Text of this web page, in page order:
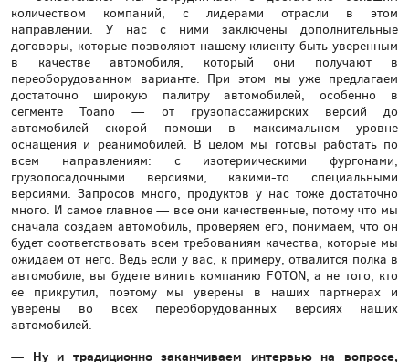
количеством компаний, с лидерами отрасли в этом
направлении. У нас с ними заключены дополнительные
договоры, которые позволяют нашему клиенту быть уверенным
в качестве автомобиля, который они получают в
переоборудованном варианте. При этом мы уже предлагаем
достаточно широкую палитру автомобилей, особенно в
сегменте Toano — от грузопассажирских версий до
автомобилей скорой помощи в максимальном уровне
оснащения и реанимобилей. В целом мы готовы работать по
всем направлениям: с изотермическими фургонами,
грузопосадочными версиями, какими-то специальными
версиями. Запросов много, продуктов у нас тоже достаточно
много. И самое главное — все они качественные, потому что мы
сначала создаем автомобиль, проверяем его, понимаем, что он
будет соответствовать всем требованиям качества, которые мы
ожидаем от него. Ведь если у вас, к примеру, отвалится полка в
автомобиле, вы будете винить компанию FOTON, а не того, кто
ее прикрутил, поэтому мы уверены в наших партнерах и
уверены во всех переоборудованных версиях наших
автомобилей.
— Ну и традиционно заканчиваем интервью на вопросе,